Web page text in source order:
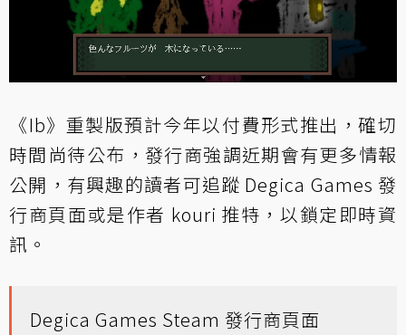
《Ib》重製版預計今年以付費形式推出，確切
時間尚待公布，發行商強調近期會有更多情報
公開，有興趣的讀者可追蹤 Degica Games 發
行商頁面或是作者 kouri 推特，以鎖定即時資
訊。
Degica Games Steam 發行商頁面